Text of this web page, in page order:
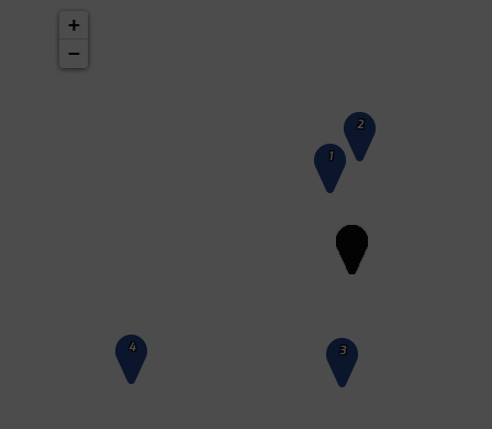
1
2
3
4
+
−